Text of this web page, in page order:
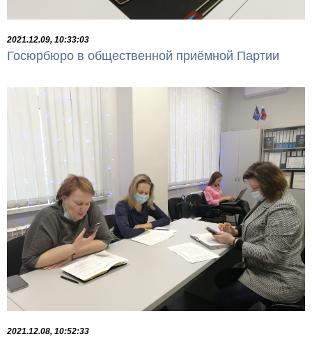
2021.12.09, 10:33:03
Госюрбюро в общественной приёмной Партии
2021.12.08, 10:52:33